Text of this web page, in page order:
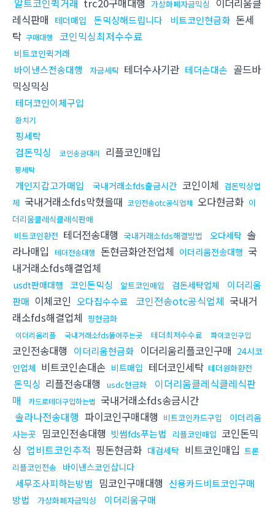
알트코인퀵거래 trc20구매대행 가상화폐자금믹싱
이더리움클
레식판매 테더매입 돈믹싱해드립니다 비트코인현금화 돈세
탁 구매대행 코인믹싱최저수수료
비트코인퀵거래
바이낸스전송대행 자금세탁 테더수사기관 테더손대손 골드바
믹싱믹싱
테더코인이체구입
환치기
핑세탁
검돈믹싱 코인송금대리 리플코인매입
핑세탁
개인지갑고가매입 국내거래소fds출금시간 코인이체 검돈믹싱업
체 국내거래소fds막혔을때 코인전송otc공식업체 오다현금화 이
더리움클레식클레식판매
비트코인환전 테더전송대행 국내거래소fds해결방법 오다세탁 솔
라나매입
테더전송대행 돈현금화안전업체 이더리움전송대행 국
내거래소fds해결업체
usdt판매대행 코인돈믹싱 알트코인매입 검돈세탁업체
이더리움
판매 이체코인 오다집수수료 코인전송otc공식업체 국내거
래소fds해결업체 핑현금화
이더리움리플 국내거래소fds뚫어주는곳 테더최저수수료 파이코인구입
코인전송대행 이더리움현금화 이더리움리플코인구매 24시코
인업체 비트코인손대손 비트매입 테더코인세탁 테더원화환전
돈믹싱 리플전송대행 usdc현금화
이더리움클레식클레식판
매
카드로테더구입하는법 국내거래소fds송금시간
솔라나전송대행 파이코인구매대행 비트코인카드구입
이더리움
사는곳 밈코인전송대행 빗썸fds푸는법 리플코인매입 코인돈믹
싱 업비트코인추적 핑돈현금화 대검세탁 비트코인매입 트론
리플코인전송
바이낸스코인삽니다
세무조사피하는방법 밈코인구매대행 신용카드비트코인구매
방법
가상화폐자금믹싱 이더리움구매